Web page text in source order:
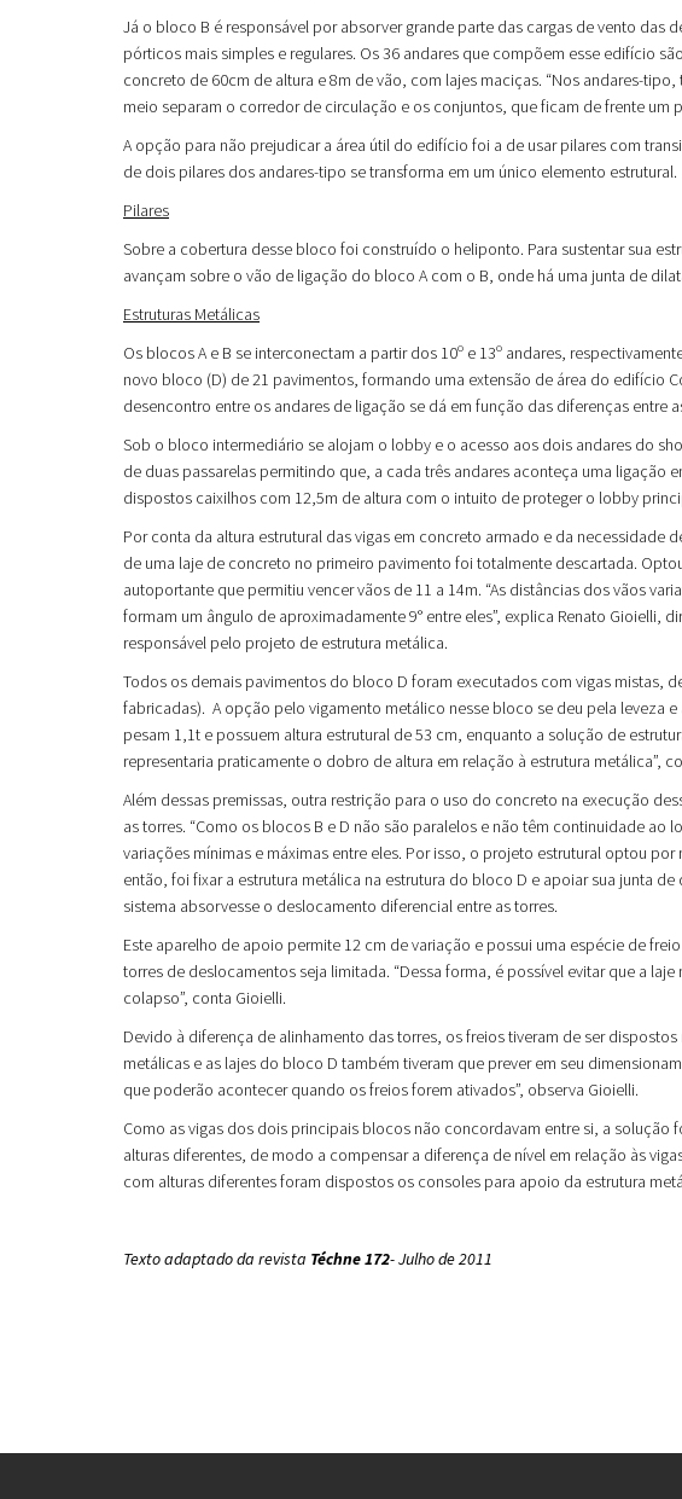
Já o bloco B é responsável por absorver grande parte das cargas de vento das
pórticos mais simples e regulares. Os 36 andares que compõem esse edifício
concreto de 60cm de altura e 8m de vão, com lajes maciças. “Nos andares-
meio separam o corredor de circulação e os conjuntos, que ficam de frente um
A opção para não prejudicar a área útil do edifício foi a de usar pilares com
de dois pilares dos andares-tipo se transforma em um único elemento estrutural.
Pilares
Sobre a cobertura desse bloco foi construído o heliponto. Para sustentar sua
avançam sobre o vão de ligação do bloco A com o B, onde há uma junta de
Estruturas Metálicas
Os blocos A e B se interconectam a partir dos 10º e 13º andares,
novo bloco (D) de 21 pavimentos, formando uma extensão de área do edifício
desencontro entre os andares de ligação se dá em função das diferenças entre
Sob o bloco intermediário se alojam o lobby e o acesso aos dois andares do
de duas passarelas permitindo que, a cada três andares aconteça uma ligação
dispostos caixilhos com 12,5m de altura com o intuito de proteger o lobby
Por conta da altura estrutural das vigas em concreto armado e da necessidade
de uma laje de concreto no primeiro pavimento foi totalmente descartada.
autoportante que permitiu vencer vãos de 11 a 14m. “As distâncias dos vãos
formam um ângulo de aproximadamente 9° entre eles”, explica Renato Gioielli,
responsável pelo projeto de estrutura metálica.
Todos os demais pavimentos do bloco D foram executados com vigas mistas,
fabricadas). A opção pelo vigamento metálico nesse bloco se deu pela leveza e
pesam 1,1t e possuem altura estrutural de 53 cm, enquanto a solução de
representaria praticamente o dobro de altura em relação à estrutura metálica”,
Além dessas premissas, outra restrição para o uso do concreto na execução
as torres. “Como os blocos B e D não são paralelos e não têm continuidade ao
variações mínimas e máximas entre eles. Por isso, o projeto estrutural optou
então, foi fixar a estrutura metálica na estrutura do bloco D e apoiar sua junta
sistema absorvesse o deslocamento diferencial entre as torres.
Este aparelho de apoio permite 12 cm de variação e possui uma espécie de
torres de deslocamentos seja limitada. “Dessa forma, é possível evitar que a
colapso”, conta Gioielli.
Devido à diferença de alinhamento das torres, os freios tiveram de ser
metálicas e as lajes do bloco D também tiveram que prever em seu
que poderão acontecer quando os freios forem ativados”, observa Gioielli.
Como as vigas dos dois principais blocos não concordavam entre si, a solução
alturas diferentes, de modo a compensar a diferença de nível em relação às
com alturas diferentes foram dispostos os consoles para apoio da estrutura
Texto adaptado da revista Téchne 172- Julho de 2011